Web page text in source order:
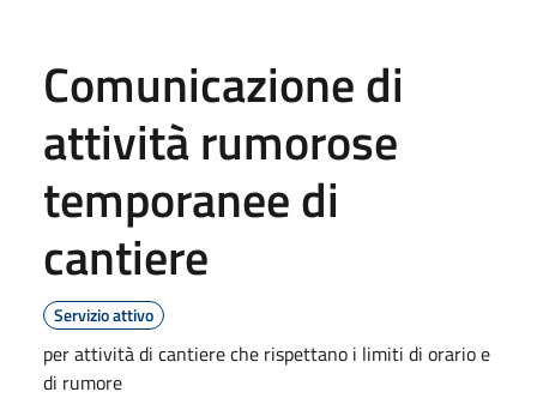
Comunicazione di
attività rumorose
temporanee di
cantiere
Servizio attivo
per attività di cantiere che rispettano i limiti di orario e
di rumore